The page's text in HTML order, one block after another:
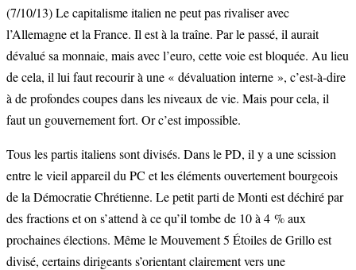
(7/10/13) Le capitalisme italien ne peut pas rivaliser avec
l’Allemagne et la France. Il est à la traîne. Par le passé, il aurait
dévalué sa monnaie, mais avec l’euro, cette voie est bloquée. Au lieu
de cela, il lui faut recourir à une « dévaluation interne », c’est-à-dire
à de profondes coupes dans les niveaux de vie. Mais pour cela, il
faut un gouvernement fort. Or c’est impossible.
Tous les partis italiens sont divisés. Dans le PD, il y a une scission
entre le vieil appareil du PC et les éléments ouvertement bourgeois
de la Démocratie Chrétienne. Le petit parti de Monti est déchiré par
des fractions et on s’attend à ce qu’il tombe de 10 à 4 % aux
prochaines élections. Même le Mouvement 5 Étoiles de Grillo est
divisé, certains dirigeants s’orientant clairement vers une